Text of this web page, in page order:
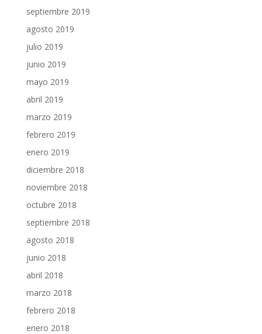
septiembre 2019
agosto 2019
julio 2019
junio 2019
mayo 2019
abril 2019
marzo 2019
febrero 2019
enero 2019
diciembre 2018
noviembre 2018
octubre 2018
septiembre 2018
agosto 2018
junio 2018
abril 2018
marzo 2018
febrero 2018
enero 2018